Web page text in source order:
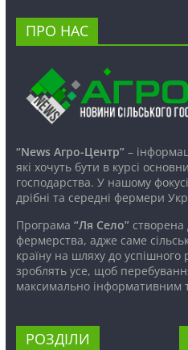
ПРО НАС
“News Агро-Центр”–
які хочуть бути в курсі
господарства. У нашому
дрібні та середні фермери
Програма “Ля Село”створена
фермерства, адже саме
країну на шляху до успішного
зроблять усе, щоб
максимально інформативним
РОЗДІЛИ